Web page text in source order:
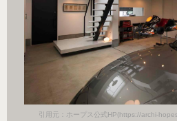
引用元：ホープス公式HP(https://archi-